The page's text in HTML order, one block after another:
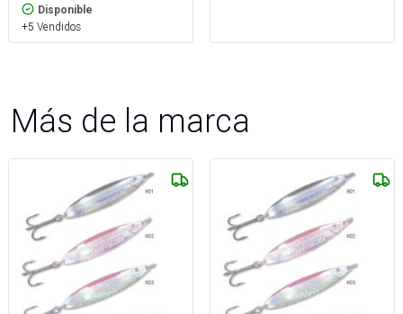
Disponible
+5 Vendidos
Más de la marca